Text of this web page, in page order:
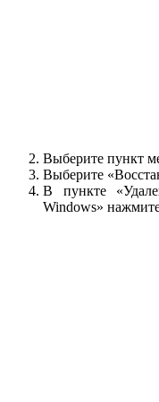
Выберите пункт
Выберите
В пункте
Windows»